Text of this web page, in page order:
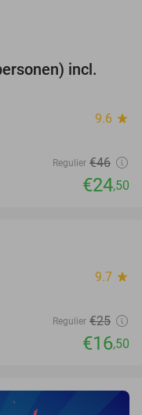
47%
incl.
9.6 star
Regulier €46
€24,50
9.7 star
Regulier €25
€16,50